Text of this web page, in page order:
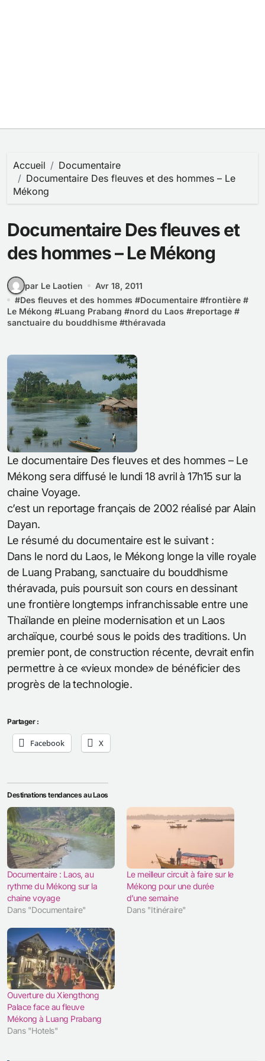
Accueil
Documentaire
Documentaire Des fleuves et des hommes – Le
Mékong
Documentaire Des fleuves et
des hommes – Le Mékong
par Le Laotien
Avr 18, 2011
#Des fleuves et des hommes #Documentaire #frontière #
Le Mékong #Luang Prabang #nord du Laos #reportage #
sanctuaire du bouddhisme #théravada
Le documentaire Des fleuves et des hommes – Le
Mékong sera diffusé le lundi 18 avril à 17h15 sur la
chaine Voyage.
c’est un reportage français de 2002 réalisé par Alain
Dayan.
Le résumé du documentaire est le suivant :
Dans le nord du Laos, le Mékong longe la ville royale
de Luang Prabang, sanctuaire du bouddhisme
théravada, puis poursuit son cours en dessinant
une frontière longtemps infranchissable entre une
Thaïlande en pleine modernisation et un Laos
archaïque, courbé sous le poids des traditions. Un
premier pont, de construction récente, devrait enfin
permettre à ce «vieux monde» de bénéficier des
progrès de la technologie.
Partager :
Facebook X
Destinations tendances au Laos
Documentaire : Laos, au
rythme du Mékong sur la
chaine voyage
Dans "Documentaire"
Le meilleur circuit à faire sur le
Mékong pour une durée
d’une semaine
Dans "Itinéraire"
Ouverture du Xiengthong
Palace face au fleuve
Mékong à Luang Prabang
Dans "Hotels"